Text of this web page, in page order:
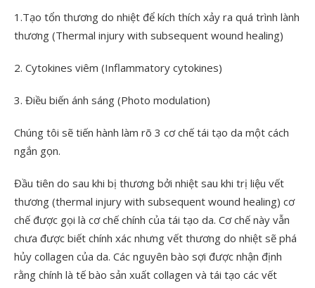
1.Tạo tổn thương do nhiệt để kích thích xảy ra quá trình lành
thương (Thermal injury with subsequent wound healing)
2. Cytokines viêm (Inflammatory cytokines)
3. Điều biến ánh sáng (Photo modulation)
Chúng tôi sẽ tiến hành làm rõ 3 cơ chế tái tạo da một cách
ngắn gọn.
Đầu tiên do sau khi bị thương bởi nhiệt sau khi trị liệu vết
thương (thermal injury with subsequent wound healing) cơ
chế được gọi là cơ chế chính của tái tạo da. Cơ chế này vẫn
chưa được biết chính xác nhưng vết thương do nhiệt sẽ phá
hủy collagen của da. Các nguyên bào sợi được nhận định
rằng chính là tế bào sản xuất collagen và tái tạo các vết